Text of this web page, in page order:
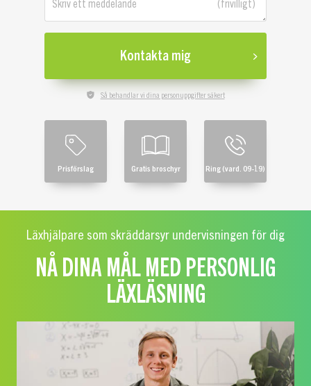
Skriv ett meddelande
Kontakta mig
Så behandlar vi dina personuppgifter säkert
Prisförslag Gratis broschyr Ring (vard. 09-19)
Läxhjälpare som skräddarsyr undervisningen för dig
NÅ DINA MÅL MED PERSONLIG
LÄXLÄSNING